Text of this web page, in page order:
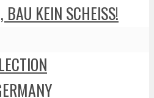
BAU KEIN SCHEISS!